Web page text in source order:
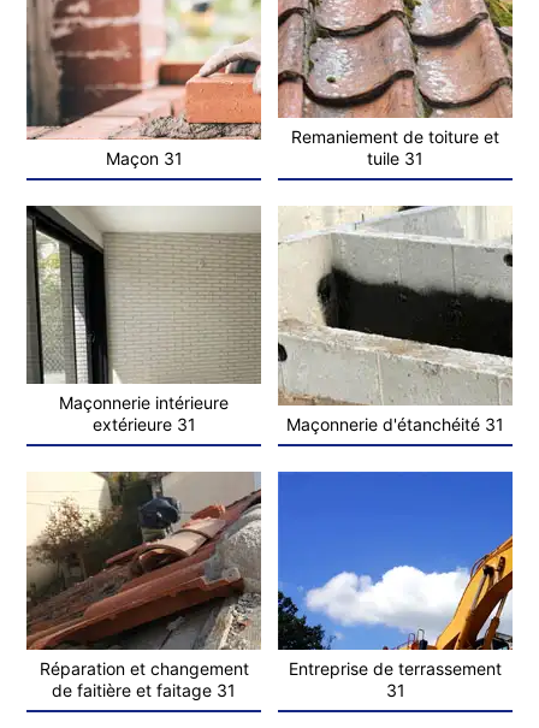
Maçon 31
Remaniement de toiture et
tuile 31
Maçonnerie intérieure
extérieure 31
Maçonnerie d'étanchéité 31
Réparation et changement
de faitière et faitage 31
Entreprise de terrassement
31